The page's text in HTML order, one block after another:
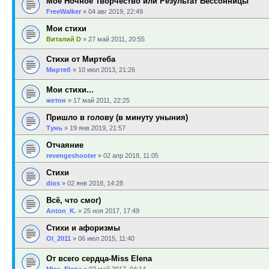
FreeWalker » 04 авг 2019, 22:49
Мои стихи
Виталий D » 27 май 2011, 20:55
Стихи от Миртеба
Миртеб » 10 июл 2013, 21:26
Мои стихи...
жетон » 17 май 2011, 22:25
Пришло в голову (в минуту уныния)
Тунь » 19 янв 2019, 21:57
Отчаяние
revengeshooter » 02 апр 2018, 11:05
Стихи
dios » 02 янв 2018, 14:28
Всё, что смог)
Anton_K. » 25 ноя 2017, 17:49
Стихи и афоризмы
Ol_2011 » 06 июл 2015, 11:40
От всего сердца-Miss Elena